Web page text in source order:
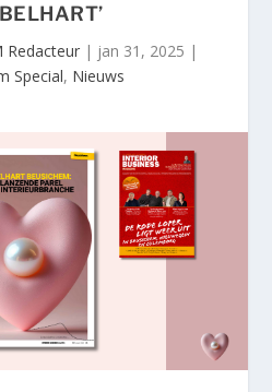
Redacteur| jan 31, 2025 |
Special, Nieuws